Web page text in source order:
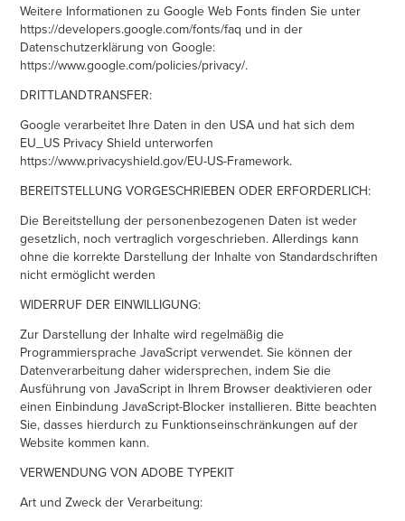
Weitere Informationen zu Google Web Fonts finden Sie unter
https://developers.google.com/fonts/faq und in der
Datenschutzerklärung von Google:
https://www.google.com/policies/privacy/.
DRITTLANDTRANSFER:
Google verarbeitet Ihre Daten in den USA und hat sich dem
EU_US Privacy Shield unterworfen
https://www.privacyshield.gov/EU-US-Framework.
BEREITSTELLUNG VORGESCHRIEBEN ODER ERFORDERLICH:
Die Bereitstellung der personenbezogenen Daten ist weder
gesetzlich, noch vertraglich vorgeschrieben. Allerdings kann
ohne die korrekte Darstellung der Inhalte von Standardschriften
nicht ermöglicht werden
WIDERRUF DER EINWILLIGUNG:
Zur Darstellung der Inhalte wird regelmäßig die
Programmiersprache JavaScript verwendet. Sie können der
Datenverarbeitung daher widersprechen, indem Sie die
Ausführung von JavaScript in Ihrem Browser deaktivieren oder
einen Einbindung JavaScript-Blocker installieren. Bitte beachten
Sie, dasses hierdurch zu Funktionseinschränkungen auf der
Website kommen kann.
VERWENDUNG VON ADOBE TYPEKIT
Art und Zweck der Verarbeitung: